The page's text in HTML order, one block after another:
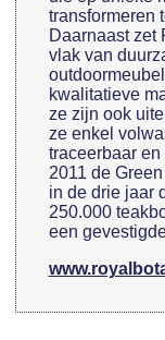
transformeren
Daarnaast zet
vlak van
kwalitatieve
ze zijn ook
ze enkel
traceerbaar
2011 de
in de drie jaar
250.000
een